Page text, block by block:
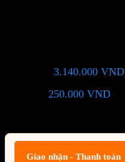
3.140.000 VND
250.000 VND
Giao nhận - Thanh toán